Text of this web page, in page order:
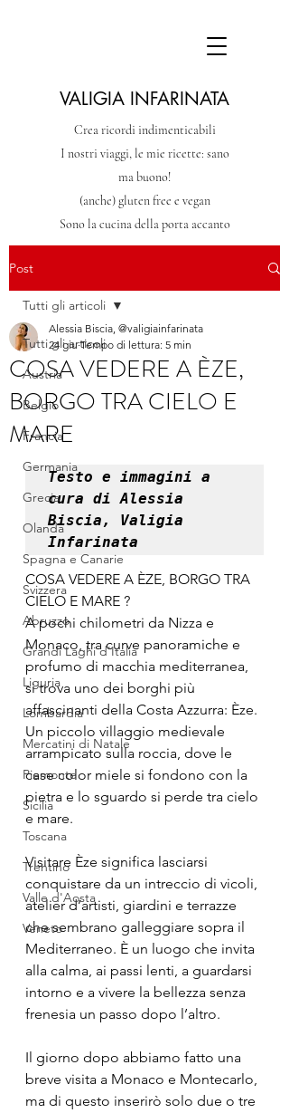
VALIGIA INFARINATA
Crea ricordi indimenticabili
I nostri viaggi, le mie ricette: sano
ma buono!
(anche) gluten free e vegan
Sono la cucina della porta accanto
Post
Tutti gli articoli
Austria
Belgio
Francia
Germania
Grecia
Olanda
Spagna e Canarie
Svizzera
Abruzzo
Grandi Laghi d'Italia
Liguria
Lombardia
Mercatini di Natale
Piemonte
Sicilia
Toscana
Trentino
Valle d'Aosta
Veneto
Tutti gli articoli
COSA VEDERE A ÈZE,
BORGO TRA CIELO E
MARE
Alessia Biscia, @valigiainfarinata
24 giu Tempo di lettura: 5 min
Testo e immagini a
cura di Alessia
Biscia, Valigia
Infarinata
COSA VEDERE A ÈZE, BORGO TRA
CIELO E MARE ?
A pochi chilometri da Nizza e
Monaco, tra curve panoramiche e
profumo di macchia mediterranea,
si trova uno dei borghi più
affascinanti della Costa Azzurra: Èze.
Un piccolo villaggio medievale
arrampicato sulla roccia, dove le
case color miele si fondono con la
pietra e lo sguardo si perde tra cielo
e mare.
Visitare Èze significa lasciarsi
conquistare da un intreccio di vicoli,
atelier d’artisti, giardini e terrazze
che sembrano galleggiare sopra il
Mediterraneo. È un luogo che invita
alla calma, ai passi lenti, a guardarsi
intorno e a vivere la bellezza senza
frenesia un passo dopo l’altro.
Il giorno dopo abbiamo fatto una
breve visita a Monaco e Montecarlo,
ma di questo inserirò solo due o tre